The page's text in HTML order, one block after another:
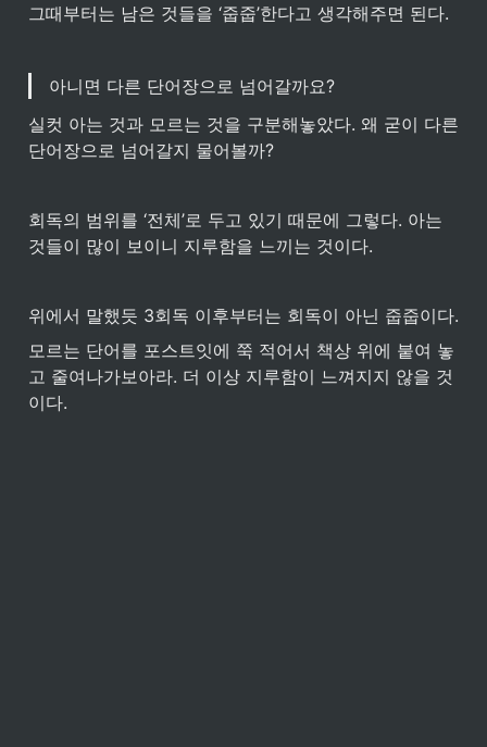
그때부터는 남은 것들을 ‘줍줍’한다고 생각해주면 된다.
아니면 다른 단어장으로 넘어갈까요?
실컷 아는 것과 모르는 것을 구분해놓았다. 왜 굳이 다른
단어장으로 넘어갈지 물어볼까?
회독의 범위를 ‘전체’로 두고 있기 때문에 그렇다. 아는
것들이 많이 보이니 지루함을 느끼는 것이다.
모르는 단어를 포스트잇에 쭉 적어서 책상 위에 붙여 놓
고 줄여나가보아라. 더 이상 지루함이 느껴지지 않을 것
이다.